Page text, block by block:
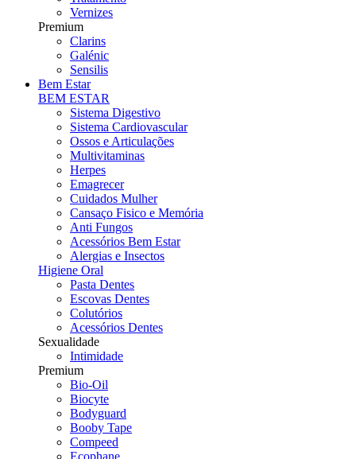
Vernizes
Premium
Clarins
Galénic
Sensilis
Bem Estar
BEM ESTAR
Sistema Digestivo
Sistema Cardiovascular
Ossos e Articulações
Multivitaminas
Herpes
Emagrecer
Cuidados Mulher
Cansaço Fisico e Memória
Anti Fungos
Acessórios Bem Estar
Alergias e Insectos
Higiene Oral
Pasta Dentes
Escovas Dentes
Colutórios
Acessórios Dentes
Sexualidade
Intimidade
Premium
Bio-Oil
Biocyte
Bodyguard
Booby Tape
Compeed
Ecophane